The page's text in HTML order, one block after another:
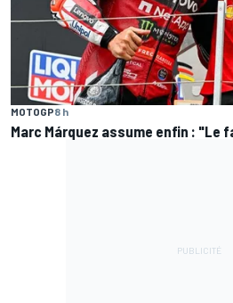
MOTOGP8 h
Marc Márquez assume enfin : "Le